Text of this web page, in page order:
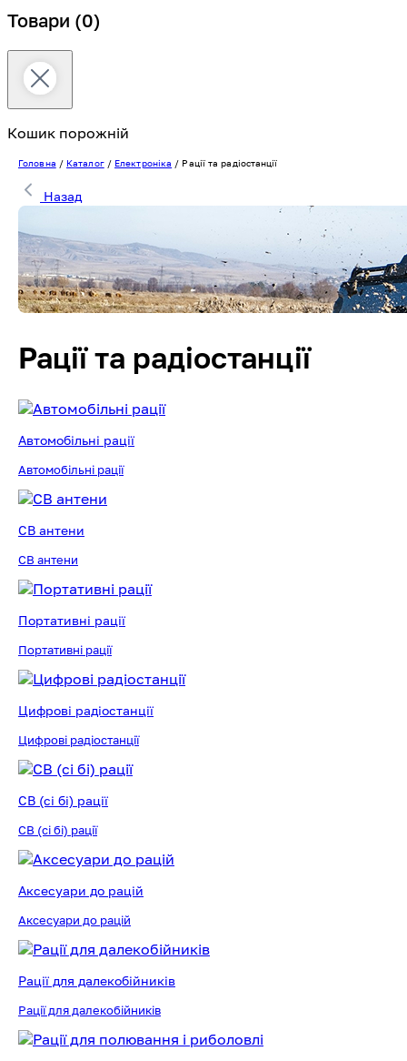
Товари (0)
Кошик порожній
Головна / Каталог/ Електроніка / Рації та радіостанції
Назад
Рації та радіостанції
Автомобільні рації
Автомобільні рації
CB антени
CB антени
Портативні рації
Портативні рації
Цифрові радіостанції
Цифрові радіостанції
CB (сі бі) рації
CB (сі бі) рації
Аксесуари до рацій
Аксесуари до рацій
Рації для далекобійників
Рації для далекобійників